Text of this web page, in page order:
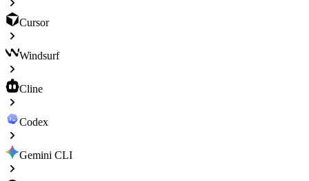
Cursor
Windsurf
Cline
Codex
Gemini CLI